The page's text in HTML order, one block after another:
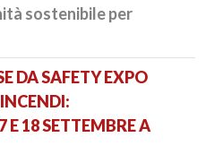
sostenibile per
DA SAFETY EXPO
18 SETTEMBRE A